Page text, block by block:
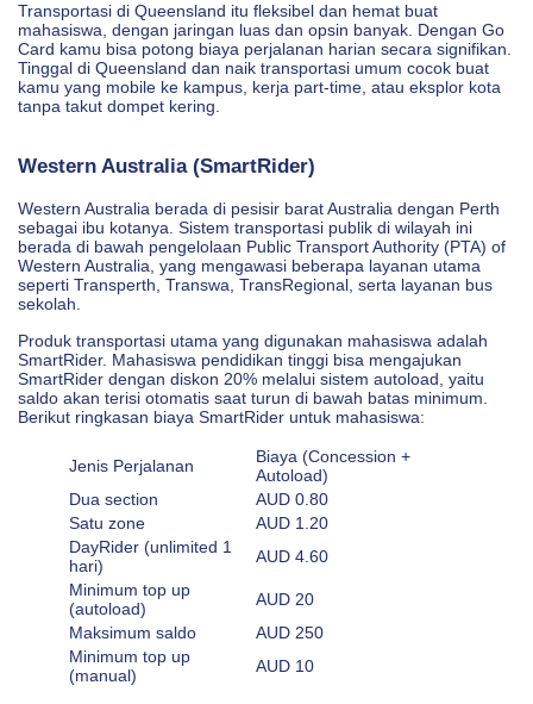
Transportasi di Queensland itu fleksibel dan hemat buat
mahasiswa, dengan jaringan luas dan opsin banyak. Dengan Go
Card kamu bisa potong biaya perjalanan harian secara signifikan.
Tinggal di Queensland dan naik transportasi umum cocok buat
kamu yang mobile ke kampus, kerja part-time, atau eksplor kota
tanpa takut dompet kering.
Western Australia (SmartRider)
Western Australia berada di pesisir barat Australia dengan Perth
sebagai ibu kotanya. Sistem transportasi publik di wilayah ini
berada di bawah pengelolaan Public Transport Authority (PTA) of
Western Australia, yang mengawasi beberapa layanan utama
seperti Transperth, Transwa, TransRegional, serta layanan bus
sekolah.
Produk transportasi utama yang digunakan mahasiswa adalah
SmartRider. Mahasiswa pendidikan tinggi bisa mengajukan
SmartRider dengan diskon 20% melalui sistem autoload, yaitu
saldo akan terisi otomatis saat turun di bawah batas minimum.
Berikut ringkasan biaya SmartRider untuk mahasiswa:
Jenis Perjalanan
Biaya (Concession +
Autoload)
Dua section
AUD 0.80
Satu zone
AUD 1.20
DayRider (unlimited 1
hari)
AUD 4.60
Minimum top up
(autoload)
AUD 20
Maksimum saldo
AUD 250
Minimum top up
(manual)
AUD 10